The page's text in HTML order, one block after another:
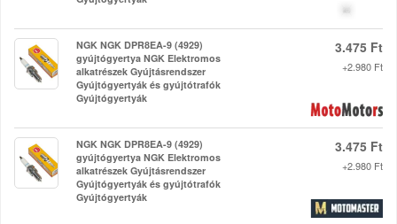
NGK NGK DPR8EA-9 (4929)
gyújtógyertya NGK Elektromos
alkatrészek Gyújtásrendszer
Gyújtógyertyák és gyújtótrafók
Gyújtógyertyák
3.475 Ft
+2.980 Ft
NGK NGK DPR8EA-9 (4929)
gyújtógyertya NGK Elektromos
alkatrészek Gyújtásrendszer
Gyújtógyertyák és gyújtótrafók
Gyújtógyertyák
3.475 Ft
+2.980 Ft